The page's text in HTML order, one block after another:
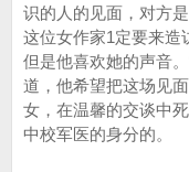
识的人的见面，对方
这位女作家1定要来造
但是他喜欢她的声音
道，他希望把这场见
女，在温馨的交谈中
中校军医的身分的。